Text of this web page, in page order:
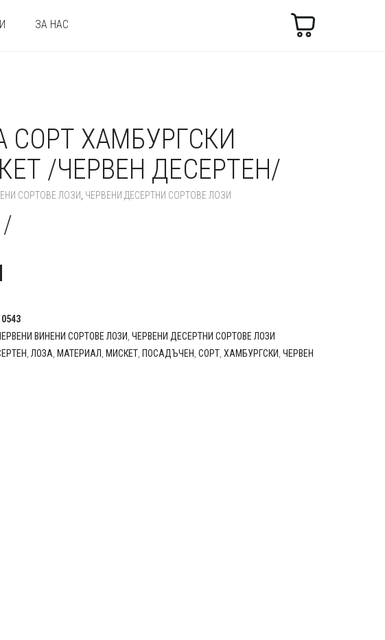
ЗА НАС Търсене
СОРТ ХАМБУРГСКИ
/ЧЕРВЕН ДЕСЕРТЕН/
СОРТОВЕ ЛОЗИ ЧЕРВЕНИ ДЕСЕРТНИ СОРТОВЕ ЛОЗИ
/
ВИНЕНИ СОРТОВЕ ЛОЗИ ЧЕРВЕНИ ДЕСЕРТНИ СОРТОВЕ ЛОЗИ
ЛОЗА МАТЕРИАЛ МИСКЕТ ПОСАДЪЧЕН СОРТ ХАМБУРГСКИ ЧЕРВЕН